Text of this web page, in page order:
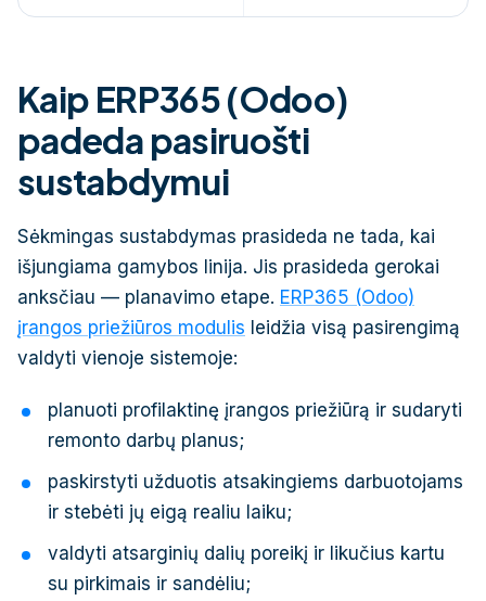
Kaip ERP365 (Odoo)
padeda pasiruošti
sustabdymui
Sėkmingas sustabdymas prasideda ne tada, kai
išjungiama gamybos linija. Jis prasideda gerokai
anksčiau — planavimo etape. ERP365 (Odoo)
įrangos priežiūros modulis leidžia visą pasirengimą
valdyti vienoje sistemoje:
planuoti profilaktinę įrangos priežiūrą ir sudaryti
remonto darbų planus;
paskirstyti užduotis atsakingiems darbuotojams
ir stebėti jų eigą realiu laiku;
valdyti atsarginių dalių poreikį ir likučius kartu
su pirkimais ir sandėliu;